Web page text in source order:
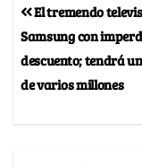
El tremendo
Samsung con
descuento; tendrá
de varios millones